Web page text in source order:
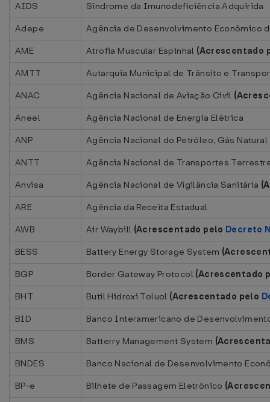
AIDS
Síndrome da Imunodeficiência Adquirida
Adepe
Agência de Desenvolvimento Econômico
AME
Atrofia Muscular Espinhal (Acrescentado
AMTT
Autarquia Municipal de Trânsito e
ANAC
Agência Nacional de Aviação Civil
Aneel
Agência Nacional de Energia Elétrica
ANP
Agência Nacional do Petróleo, Gás
ANTT
Agência Nacional de Transportes
Anvisa
Agência Nacional de Vigilância Sanitária
ARE
Agência da Receita Estadual
AWB
Air Waybill (Acrescentado pelo Decreto
BESS
Battery Energy Storage System
BGP
Border Gateway Protocol (Acrescentado
BHT
Butil Hidroxi Toluol (Acrescentado pelo
BID
Banco Interamericano de
BMS
Batterry Management System
BNDES
Banco Nacional de Desenvolvimento
BP-e
Bilhete de Passagem Eletrônico